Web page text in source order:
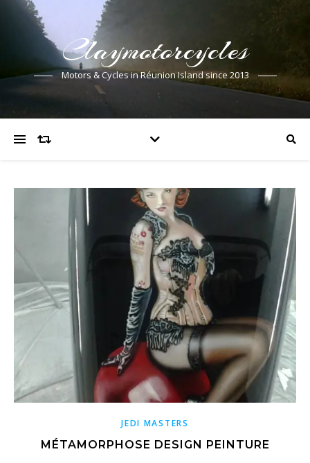
Claymotorcycles
Motors & Cycles in Réunion Island since 2013
JEDI MASTERS
MÉTAMORPHOSE DESIGN PEINTURE